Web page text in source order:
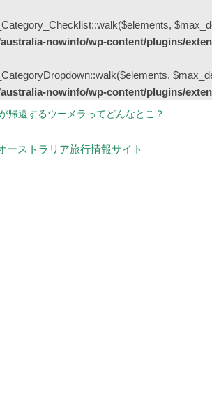
nowinfo/wp-content/plugins/
nowinfo/wp-content/plugins/
帰還するウーメラってどんなとこ？
ラリア国内の州間移動規制の現状